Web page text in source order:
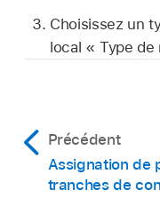
Choisissez un
local « Type
Précédent
Assignation de
tranches de